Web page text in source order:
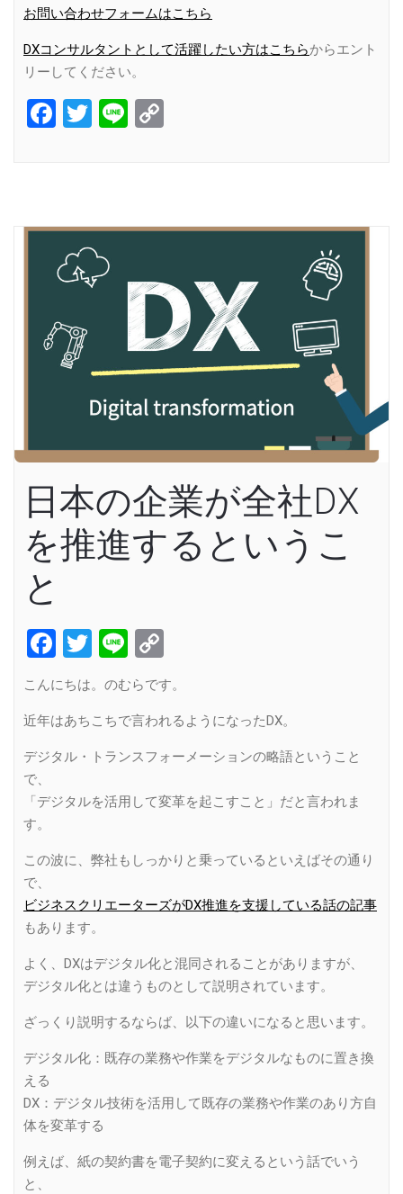
お問い合わせフォームはこちら
DXコンサルタントとして活躍したい方はこちらからエント
リーしてください。
Facebook
Twitter
Line
日本の企業が全社DX
を推進するというこ
と
Facebook
Twitter
Line
Link
こんにちは。のむらです。
近年はあちこちで言われるようになったDX。
デジタル・トランスフォーメーションの略語ということ
で、
「デジタルを活用して変革を起こすこと」だと言われま
す。
この波に、弊社もしっかりと乗っているといえばその通り
で、
ビジネスクリエーターズがDX推進を支援している話の記事
もあります。
よく、DXはデジタル化と混同されることがありますが、
デジタル化とは違うものとして説明されています。
ざっくり説明するならば、以下の違いになると思います。
デジタル化：既存の業務や作業をデジタルなものに置き換
える
DX：デジタル技術を活用して既存の業務や作業のあり方自
体を変革する
例えば、紙の契約書を電子契約に変えるという話でいう
と、